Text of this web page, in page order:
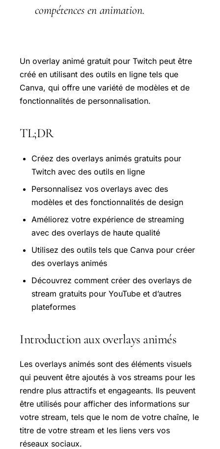
compétences en animation.
Un overlay animé gratuit pour Twitch peut être
créé en utilisant des outils en ligne tels que
Canva, qui offre une variété de modèles et de
fonctionnalités de personnalisation.
TL;DR
Créez des overlays animés gratuits pour
Twitch avec des outils en ligne
Personnalisez vos overlays avec des
modèles et des fonctionnalités de design
Améliorez votre expérience de streaming
avec des overlays de haute qualité
Utilisez des outils tels que Canva pour créer
des overlays animés
Découvrez comment créer des overlays de
stream gratuits pour YouTube et d’autres
plateformes
Introduction aux overlays animés
Les overlays animés sont des éléments visuels
qui peuvent être ajoutés à vos streams pour les
rendre plus attractifs et engageants. Ils peuvent
être utilisés pour afficher des informations sur
votre stream, tels que le nom de votre chaîne, le
titre de votre stream et les liens vers vos
réseaux sociaux.